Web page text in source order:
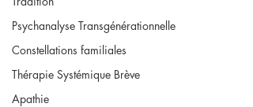
Psychanalyse Transgénérationnelle
Constellations familiales
Thérapie Systémique Brève
Apathie